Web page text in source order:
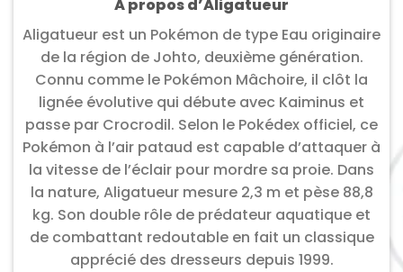
À propos d’Aligatueur
Aligatueur est un Pokémon de type Eau originaire
de la région de Johto, deuxième génération.
Connu comme le Pokémon Mâchoire, il clôt la
lignée évolutive qui débute avec Kaiminus et
passe par Crocrodil. Selon le Pokédex officiel, ce
Pokémon à l’air pataud est capable d’attaquer à
la vitesse de l’éclair pour mordre sa proie. Dans
la nature, Aligatueur mesure 2,3 m et pèse 88,8
kg. Son double rôle de prédateur aquatique et
de combattant redoutable en fait un classique
apprécié des dresseurs depuis 1999.